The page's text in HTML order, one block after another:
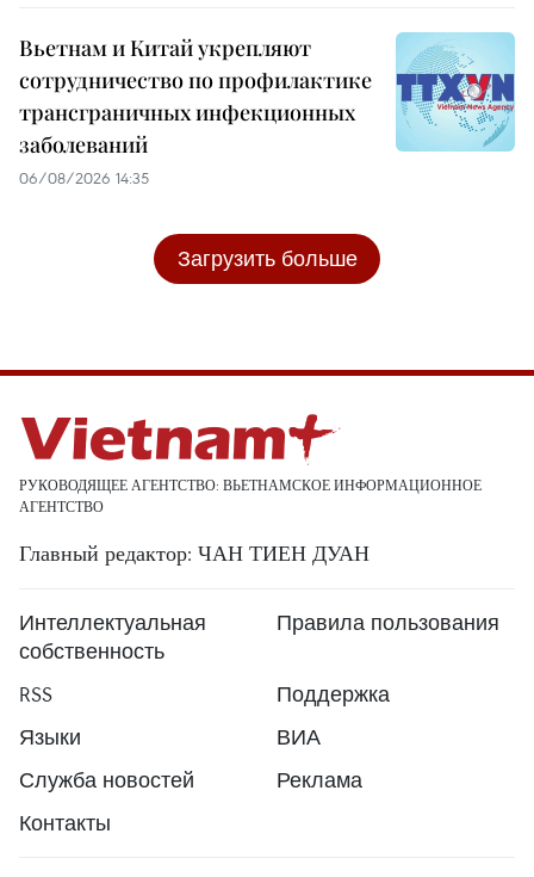
Вьетнам и Китай укрепляют
сотрудничество по профилактике
трансграничных инфекционных
заболеваний
06/08/2026 14:35
Загрузить больше
РУКОВОДЯЩЕЕ АГЕНТСТВО: ВЬЕТНАМСКОЕ ИНФОРМАЦИОННОЕ
АГЕНТСТВО
Главный редактор: ЧАН ТИЕН ДУАН
Интеллектуальная
собственность
Правила пользования
RSS
Поддержка
Языки
ВИА
Служба новостей
Реклама
Контакты